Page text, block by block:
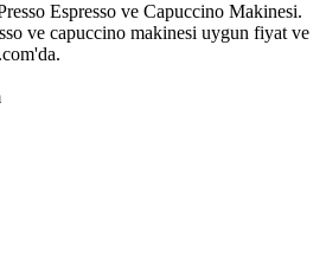
Espresso ve Capuccino Makinesi.
ve capuccino makinesi uygun fiyat ve